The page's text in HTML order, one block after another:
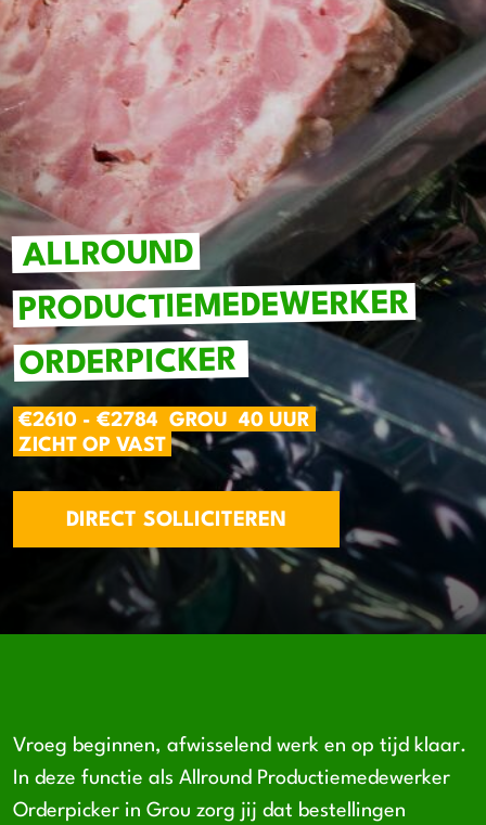
ALLROUND
PRODUCTIEMEDEWERKER
ORDERPICKER
€2610 - €2784 GROU
40 UUR
ZICHT OP VAST
DIRECT SOLLICITEREN
Vroeg beginnen, afwisselend werk en op tijd klaar.
In deze functie als Allround Productiemedewerker
Orderpicker in Grou zorg jij dat bestellingen